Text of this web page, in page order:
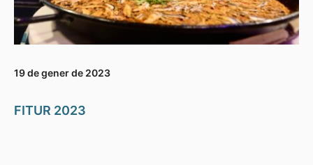
19 de gener de 2023
FITUR 2023